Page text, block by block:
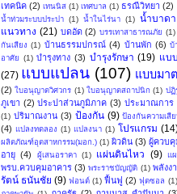
เทคนิค (2) เทนนิส (1) เทศบาล (1) ธรณีวิทยา (2)
น้ำท่วมระบบประปา (1) น้ำในไร่นา (1) น้ำบาด
แนวทาง (21) บดอัด (2) บรรเทาสาธารณภัย (1)
กันเสียง (1) บ้านธรรมปกรณ์ (4) บ้านพัก (6) บ้
อาศัย (1) บำรุงทาง (3) บำรุงรักษา (19) แบ
(27) แบบแปลน (107) แบบมา
(2) ใบอนุญาตวิศวกร (1) ใบอนุญาตสถาปนิก (1) ปฏิ
ภูเขา (2) ประปาส่วนภูมิภาค (3) ประมาณการ
(1) ปริมาณงาน (3) ป้องกัน (9) ป้องกันความเสี
(4) แปลงทดลอง (1) แปลงนา (1) โปรแกรม
ผลิตภัณฑ์อุตสาหกรรม(มอก.) (1) ผิวดิน (3) ผู้ควบคุ
อายุ (4) ผู้เสนอราคา (1) แผ่นดินไหว (9) แ
พรบ.ควบคุมอาคาร (3) พระราชบัญญัติ (1) พลังง
รัตน์ ธนันชัย (9) ฟอนต์ (1) ฟื้นฟู (2) ฟุตซอล (1)